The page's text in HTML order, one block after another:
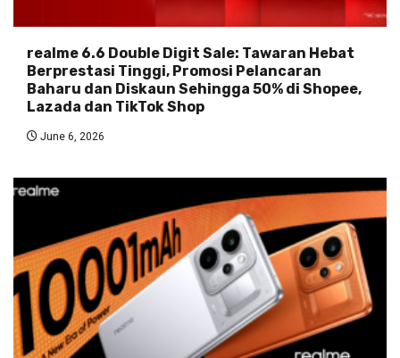
realme 6.6 Double Digit Sale: Tawaran Hebat
Berprestasi Tinggi, Promosi Pelancaran
Baharu dan Diskaun Sehingga 50% di Shopee,
Lazada dan TikTok Shop
June 6, 2026